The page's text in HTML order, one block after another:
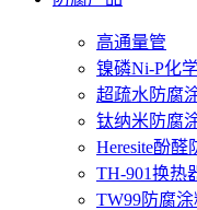
高通量管
镍磷Ni-P化
超疏水防腐
钛纳米防腐
Heresite酚醛
TH-901换热
TW99防腐